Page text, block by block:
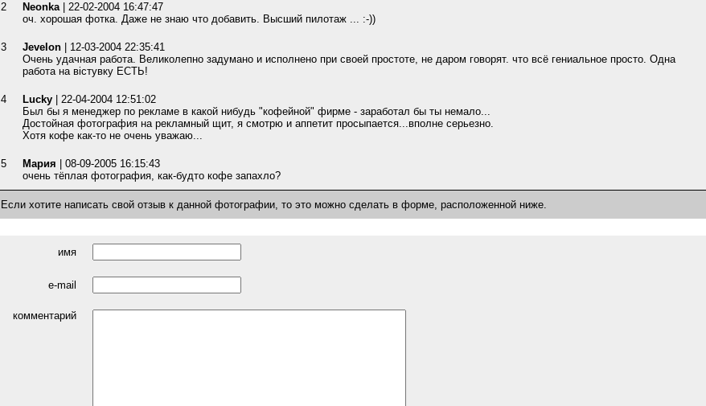
2 Neonka| 22-02-2004 16:47:47
оч. хорошая фотка. Даже не знаю что добавить. Высший пилотаж ... :-))
3 Jevelon | 12-03-2004 22:35:41
Очень удачная работа. Великолепно задумано и исполнено при своей простоте, не даром говорят. что всё гениальное просто. Одна
работа на вістувку ЕСТЬ!
4 Lucky | 22-04-2004 12:51:02
Был бы я менеджер по рекламе в какой нибудь "кофейной" фирме - заработал бы ты немало...
Достойная фотография на рекламный щит, я смотрю и аппетит просыпается...вполне серьезно.
Хотя кофе как-то не очень уважаю...
5 Мария | 08-09-2005 16:15:43
очень тёплая фотография, как-будто кофе запахло?
Если хотите написать свой отзыв к данной фотографии, то это можно сделать в форме, расположенной ниже.
имя
e-mail
комментарий